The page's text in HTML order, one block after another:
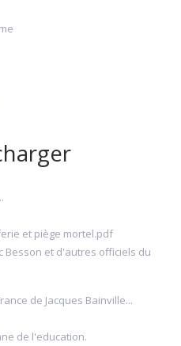
et piège mortel.pdf
Besson et d'autres officiels du
de Jacques Bainville...
de l'education.